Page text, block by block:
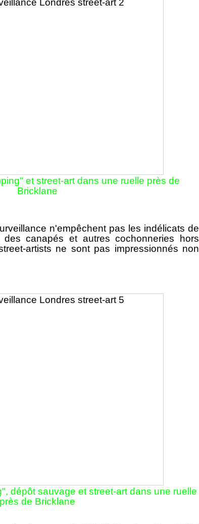
et street-art dans une ruelle près de
Bricklane
n'empêchent pas les indélicats de
canapés et autres cochonneries hors
artists ne sont pas impressionnés non
dépôt sauvage et street-art dans une ruelle
près de Bricklane